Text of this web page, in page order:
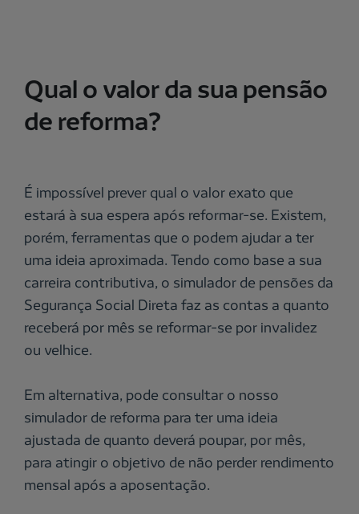
Qual o valor da sua pensão
de reforma?
É impossível prever qual o valor exato que
estará à sua espera após reformar-se. Existem,
porém, ferramentas que o podem ajudar a ter
uma ideia aproximada. Tendo como base a sua
carreira contributiva, o simulador de pensões da
Segurança Social Direta faz as contas a quanto
receberá por mês se reformar-se por invalidez
ou velhice.
Em alternativa, pode consultar o nosso
simulador de reforma para ter uma ideia
ajustada de quanto deverá poupar, por mês,
para atingir o objetivo de não perder rendimento
mensal após a aposentação.